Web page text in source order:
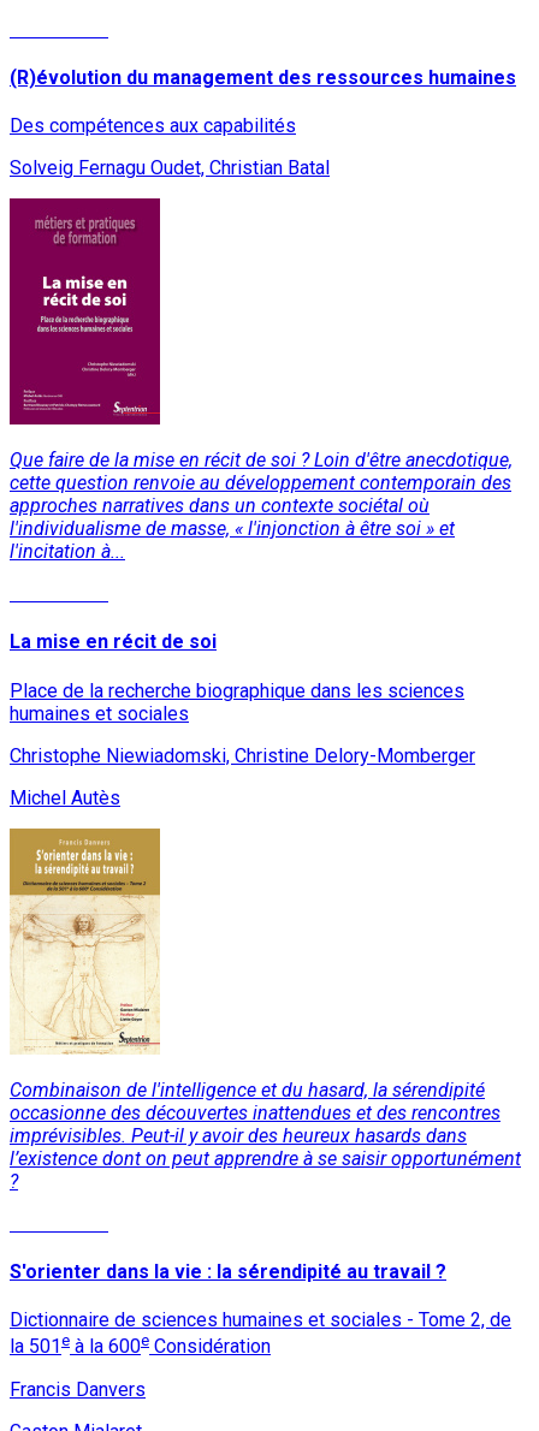
(R)évolution du management des ressources humaines
Des compétences aux capabilités
Solveig Fernagu Oudet, Christian Batal
Que faire de la mise en récit de soi ? Loin d'être anecdotique,
cette question renvoie au développement contemporain des
approches narratives dans un contexte sociétal où
l'individualisme de masse, « l'injonction à être soi » et
l'incitation à...
La mise en récit de soi
Place de la recherche biographique dans les sciences
humaines et sociales
Christophe Niewiadomski, Christine Delory-Momberger
Michel Autès
Combinaison de l'intelligence et du hasard, la sérendipité
occasionne des découvertes inattendues et des rencontres
imprévisibles. Peut-il y avoir des heureux hasards dans
l’existence dont on peut apprendre à se saisir opportunément
?
S'orienter dans la vie : la sérendipité au travail ?
Dictionnaire de sciences humaines et sociales - Tome 2, de
la 501 e à la 600e Considération
Francis Danvers